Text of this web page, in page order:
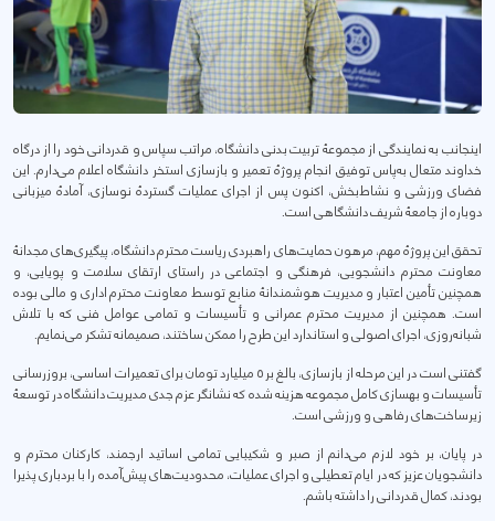
اینجانب به نمایندگی از مجموعهٔ تربیت بدنی دانشگاه، مراتب سپاس و قدردانی خود را از درگاه
خداوند متعال به‌پاس توفیق انجام پروژهٔ تعمیر و بازسازی استخر دانشگاه اعلام می‌دارم. این
فضای ورزشی و نشاط‌بخش، اکنون پس از اجرای عملیات گستردهٔ نوسازی، آمادهٔ میزبانی
دوباره از جامعهٔ شریف دانشگاهی است.
تحقق این پروژهٔ مهم، مرهون حمایت‌های راهبردی ریاست محترم دانشگاه، پیگیری‌های مجدانهٔ
معاونت محترم دانشجویی، فرهنگی و اجتماعی در راستای ارتقای سلامت و پویایی، و
همچنین تأمین اعتبار و مدیریت هوشمندانهٔ منابع توسط معاونت محترم اداری و مالی بوده
است. همچنین از مدیریت محترم عمرانی و تأسیسات و تمامی عوامل فنی که با تلاش
شبانه‌روزی، اجرای اصولی و استاندارد این طرح را ممکن ساختند، صمیمانه تشکر می‌نمایم.
گفتنی است در این مرحله از بازسازی، بالغ بر ۵ میلیارد تومان برای تعمیرات اساسی، بروزرسانی
تأسیسات و بهسازی کامل مجموعه هزینه شده که نشانگر عزم جدی مدیریت دانشگاه در توسعهٔ
زیرساخت‌های رفاهی و ورزشی است.
در پایان، بر خود لازم می‌دانم از صبر و شکیبایی تمامی اساتید ارجمند، کارکنان محترم و
دانشجویان عزیز که در ایام تعطیلی و اجرای عملیات، محدودیت‌های پیش‌آمده را با بردباری پذیرا
بودند، کمال قدردانی را داشته باشم.